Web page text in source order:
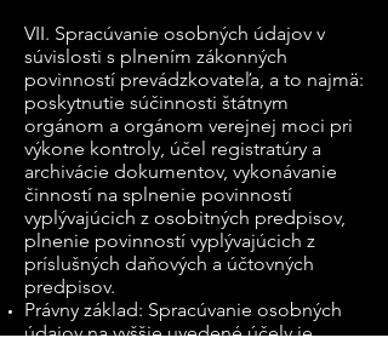
VII. Spracúvanie osobných údajov v
súvislosti s plnením zákonných
povinností prevádzkovateľa, a to najmä:
poskytnutie súčinnosti štátnym
orgánom a orgánom verejnej moci pri
výkone kontroly, účel registratúry a
archivácie dokumentov, vykonávanie
činností na splnenie povinností
vyplývajúcich z osobitných predpisov,
plnenie povinností vyplývajúcich z
príslušných daňových a účtovných
predpisov.
Právny základ: Spracúvanie osobných
údajov na vyššie uvedené účely je